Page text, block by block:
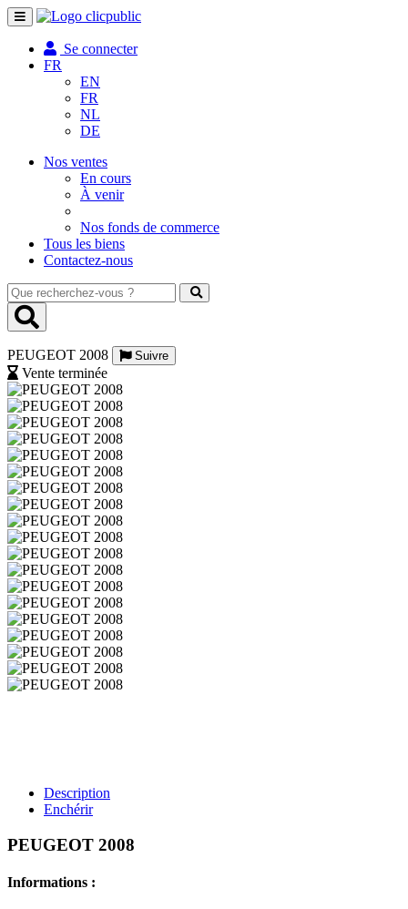
Toggle
navigation
Se connecter
FR
EN
FR
NL
DE
Nos ventes
En cours
À venir
Nos fonds de commerce
Tous les biens
Contactez-nous
Que
recherchez-
vous
PEUGEOT 2008
Suivre
Vente terminée
Description
Enchérir
PEUGEOT 2008
Informations :